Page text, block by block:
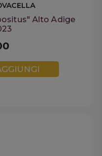
Alto Adige